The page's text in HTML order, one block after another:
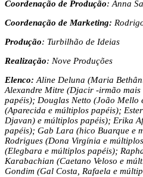
Coordenação de Produção: Anna
Coordenação de Marketing:
Produção: Turbilhão de Ideias
Realização: Nove Produções
Elenco: Aline Deluna (Maria
Alexandre Mitre (Djacir -irmão
papéis); Douglas Netto (João Mello
(Aparecida e múltiplos papéis);
Djavan) e múltiplos papéis); Erika
papéis); Gab Lara (hico Buarque e
Rodrigues (Dona Virgínia e
(Elegbara e múltiplos papéis);
Karabachian (Caetano Veloso e
Gondim (Gal Costa, Rafaela e